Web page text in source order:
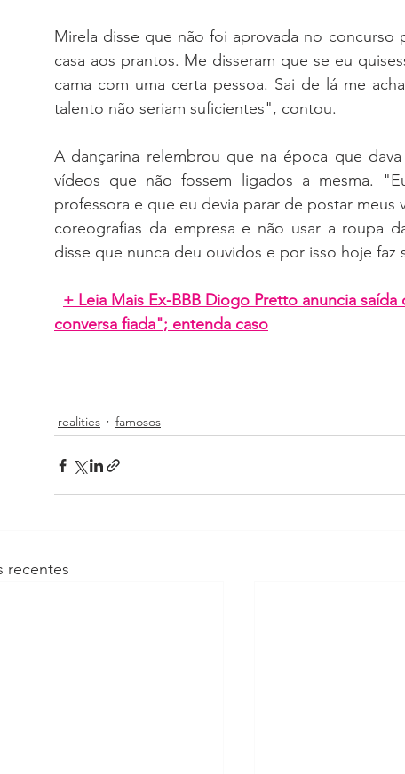
Mirela disse que não foi aprovada no
casa aos prantos. Me disseram que se eu
cama com uma certa pessoa. Sai de lá me
talento não seriam suficientes", contou.
A dançarina relembrou que na época que
vídeos que não fossem ligados a mesma.
professora e que eu devia parar de postar meus
coreografias da empresa e não usar a roupa
disse que nunca deu ouvidos e por isso hoje
+ Leia Mais Ex-BBB Diogo Pretto anuncia
conversa fiada"; entenda caso
realities famosos
recentes